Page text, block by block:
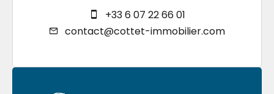
+33 6 07 22 66 01
contact@cottet-immobilier.com